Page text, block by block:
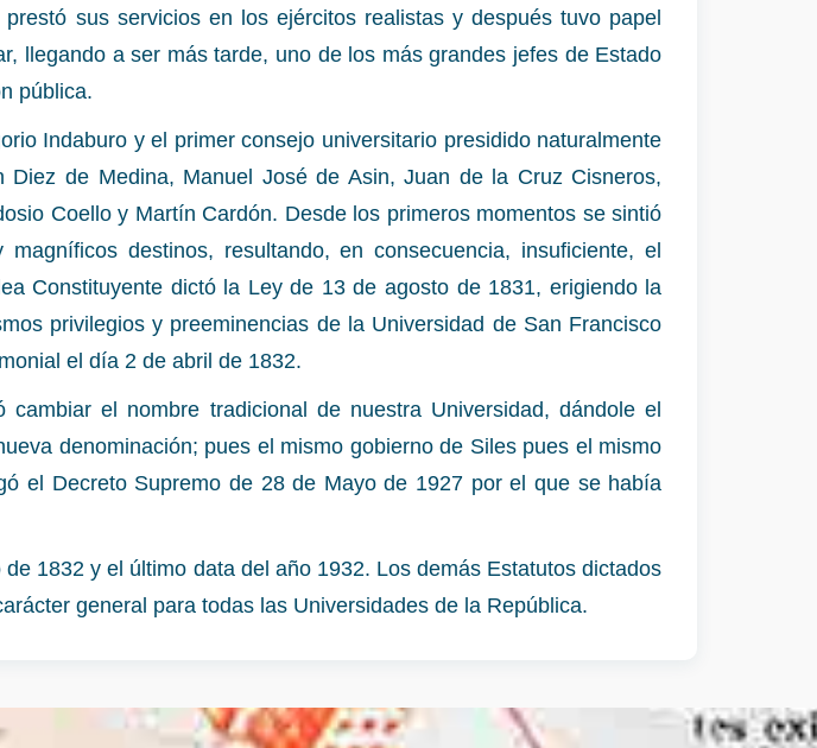
sus servicios en los ejércitos realistas y después tuvo papel
llegando a ser más tarde, uno de los más grandes jefes de Estado
pública.
Indaburo y el primer consejo universitario presidido naturalmente
de Medina, Manuel José de Asin, Juan de la Cruz Cisneros,
Coello y Martín Cardón. Desde los primeros momentos se sintió
destinos, resultando, en consecuencia, insuficiente, el
Constituyente dictó la Ley de 13 de agosto de 1831, erigiendo la
privilegios y preeminencias de la Universidad de San Francisco
el día 2 de abril de 1832.
el nombre tradicional de nuestra Universidad, dándole el
denominación; pues el mismo gobierno de Siles pues el mismo
el Decreto Supremo de 28 de Mayo de 1927 por el que se había
1832 y el último data del año 1932. Los demás Estatutos dictados
general para todas las Universidades de la República.